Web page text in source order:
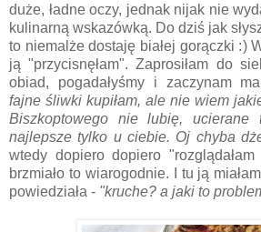
duże, ładne oczy, jednak nijak nie
kulinarną wskazówką. Do dziś jak
to niemalże dostaję białej gorączki :)
ją "przycisnęłam". Zaprosiłam do
obiad, pogadałyśmy i zaczynam
fajne śliwki kupiłam, ale nie wiem
Biszkoptowego nie lubię,
najlepsze tylko u ciebie. Oj chyba
wtedy dopiero dopiero
brzmiało to wiarogodnie. I tu ją
powiedziała - "kruche? a jaki to